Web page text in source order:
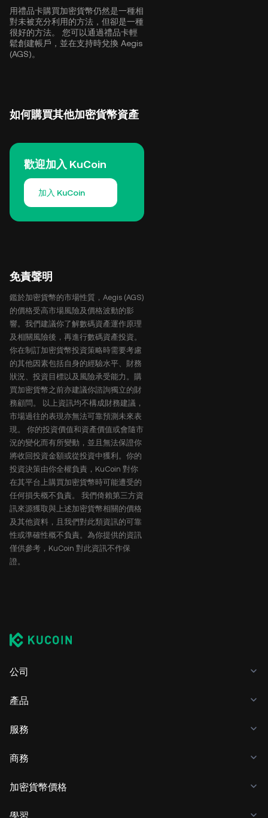
用禮品卡購買加密貨幣仍然是一種相
對未被充分利用的方法，但卻是一種
很好的方法。 您可以通過禮品卡輕
鬆創建帳戶，並在支持時兌換 Aegis
(AGS)。
如何購買其他加密貨幣資產
歡迎加入 KuCoin
加入 KuCoin
免責聲明
鑑於加密貨幣的市場性質，Aegis (AGS)
的價格受高市場風險及價格波動的影
響。我們建議你了解數碼資產運作原理
及相關風險後，再進行數碼資產投資。
你在制訂加密貨幣投資策略時需要考慮
的其他因素包括自身的經驗水平、財務
狀況、投資目標以及風險承受能力。購
買加密貨幣之前亦建議你諮詢獨立的財
務顧問。 以上資訊均不構成財務建議，
市場過往的表現亦無法可靠預測未來表
現。 你的投資價值和資產價值或會隨市
況的變化而有所變動，並且無法保證你
將收回投資金額或從投資中獲利。你的
投資決策由你全權負責，KuCoin 對你
在其平台上購買加密貨幣時可能遭受的
任何損失概不負責。 我們倚賴第三方資
訊來源獲取與上述加密貨幣相關的價格
及其他資料，且我們對此類資訊的可靠
性或準確性概不負責。為你提供的資訊
僅供參考，KuCoin 對此資訊不作保
證。
公司
產品
服務
商務
加密貨幣價格